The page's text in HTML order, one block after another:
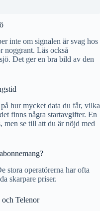
inte om signalen är svag hos
noggrant. Läs också
Det ger en bra bild av den
hur mycket data du får, vilka
finns några startavgifter. En
men se till att du är nöjd med
stora operatörerna har ofta
skarpare priser.
och Telenor